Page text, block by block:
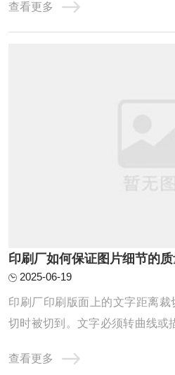
势，然而不可否认，目前环渤海
最为弱小的。其主要存在的问题
查看更多
印刷厂如何保证图片细节的质
2025-06-19
印刷厂印刷版面上的文字距离
切时被切到。文字必须转曲线或
后，请注意字间或行间是否有跳
查看更多